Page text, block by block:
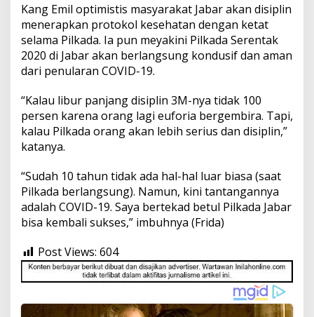
Kang Emil optimistis masyarakat Jabar akan disiplin
menerapkan protokol kesehatan dengan ketat
selama Pilkada. Ia pun meyakini Pilkada Serentak
2020 di Jabar akan berlangsung kondusif dan aman
dari penularan COVID-19.
“Kalau libur panjang disiplin 3M-nya tidak 100
persen karena orang lagi euforia bergembira. Tapi,
kalau Pilkada orang akan lebih serius dan disiplin,”
katanya.
“Sudah 10 tahun tidak ada hal-hal luar biasa (saat
Pilkada berlangsung). Namun, kini tantangannya
adalah COVID-19. Saya bertekad betul Pilkada Jabar
bisa kembali sukses,” imbuhnya (Frida)
Post Views: 604